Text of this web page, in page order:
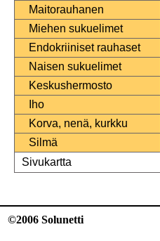
Maitorauhanen
Miehen sukuelimet
Endokriiniset rauhaset
Naisen sukuelimet
Keskushermosto
Iho
Korva, nenä, kurkku
Silmä
Sivukartta
©2006 Solunetti